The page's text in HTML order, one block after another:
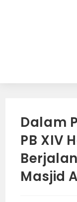
Dalam
PB XIV
Masjid